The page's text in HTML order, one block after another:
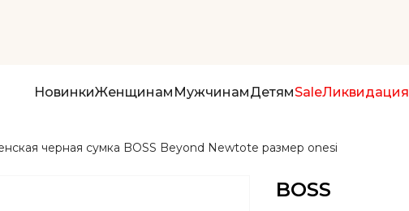
НовинкиЖенщинам МужчинамДетямSaleЛиквидация
черная сумка BOSS Beyond Newtote размер onesi
BOSS